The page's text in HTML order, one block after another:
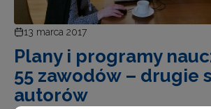
13 marca 2017
Plany i programy
55 zawodów – drugie
autorów